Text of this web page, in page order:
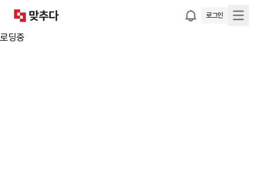
로그인
로딩중